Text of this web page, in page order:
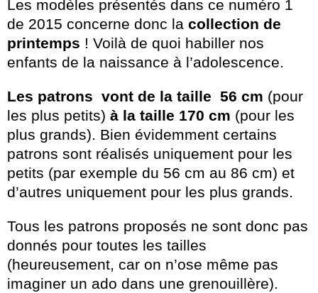
Les modèles présentés dans ce numéro 1
de 2015 concerne donc la collection de
printemps ! Voilà de quoi habiller nos
enfants de la naissance à l’adolescence.
Les patrons vont de la taille 56 cm (pour
les plus petits) à la taille 170 cm (pour les
plus grands). Bien évidemment certains
patrons sont réalisés uniquement pour les
petits (par exemple du 56 cm au 86 cm) et
d’autres uniquement pour les plus grands.
Tous les patrons proposés ne sont donc pas
donnés pour toutes les tailles
(heureusement, car on n’ose même pas
imaginer un ado dans une grenouillère).